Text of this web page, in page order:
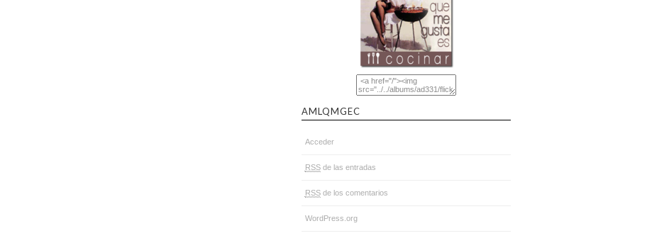
AMLQMGEC
Acceder
RSSde las entradas
RSSde los comentarios
WordPress.org